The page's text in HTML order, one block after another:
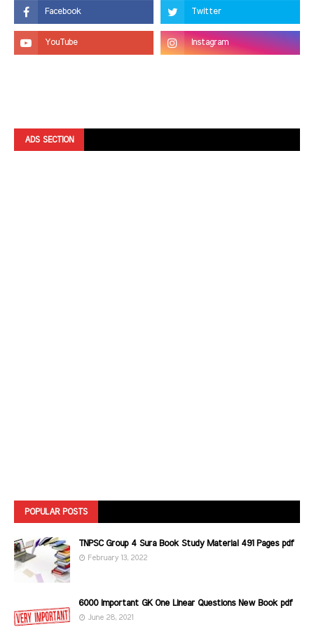
ADS SECTION
POPULAR POSTS
TNPSC Group 4 Sura Book Study Material 491 Pages pdf
February 13, 2022
6000 Important GK One Linear Questions New Book pdf
June 28, 2021